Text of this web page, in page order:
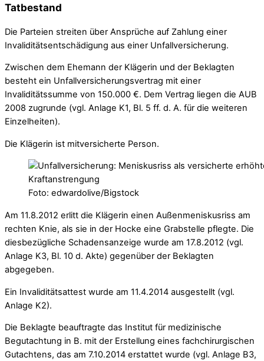
Tatbestand
Die Parteien streiten über Ansprüche auf Zahlung einer
Invaliditätsentschädigung aus einer Unfallversicherung.
Zwischen dem Ehemann der Klägerin und der Beklagten
besteht ein Unfallversicherungsvertrag mit einer
Invaliditätssumme von 150.000 €. Dem Vertrag liegen die AUB
2008 zugrunde (vgl. Anlage K1, Bl. 5 ff. d. A. für die weiteren
Einzelheiten).
Die Klägerin ist mitversicherte Person.
Foto: edwardolive/Bigstock
Am 11.8.2012 erlitt die Klägerin einen Außenmeniskusriss am
rechten Knie, als sie in der Hocke eine Grabstelle pflegte. Die
diesbezügliche Schadensanzeige wurde am 17.8.2012 (vgl.
Anlage K3, Bl. 10 d. Akte) gegenüber der Beklagten
abgegeben.
Ein Invaliditätsattest wurde am 11.4.2014 ausgestellt (vgl.
Anlage K2).
Die Beklagte beauftragte das Institut für medizinische
Begutachtung in B. mit der Erstellung eines fachchirurgischen
Gutachtens, das am 7.10.2014 erstattet wurde (vgl. Anlage B3,